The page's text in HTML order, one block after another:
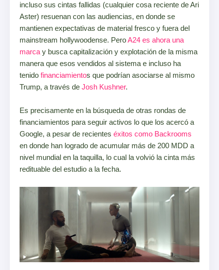
incluso sus cintas fallidas (cualquier cosa reciente de Ari
Aster) resuenan con las audiencias, en donde se
mantienen expectativas de material fresco y fuera del
mainstream hollywoodense. PeroA24 es ahora una
marca y busca capitalización y explotación de la misma
manera que esos vendidos al sistema e incluso ha
tenido financiamientos que podrían asociarse al mismo
Trump, a través de Josh Kushner.
Es precisamente en la búsqueda de otras rondas de
financiamientos para seguir activos lo que los acercó a
Google, a pesar de recientes éxitos como Backrooms
en donde han logrado de acumular más de 200 MDD a
nivel mundial en la taquilla, lo cual la volvió la cinta más
redituable del estudio a la fecha.